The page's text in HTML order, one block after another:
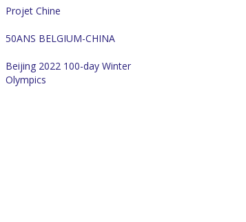
Projet Chine
50ANS BELGIUM-CHINA
Beijing 2022 100-day Winter
Olympics